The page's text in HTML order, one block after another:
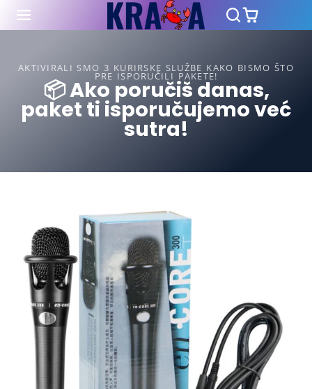
AKTIVIRALI SMO 3 KURIRSKE SLUŽBE KAKO BISMO ŠTO
PRE ISPORUČILI PAKETE!
📦 Ako poručiš danas,
paket ti isporučujemo već
sutra!